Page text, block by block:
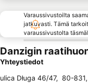
Varaussivustoilta
jatkuvasti. Tämä
varaussivustolta
Danzigin
Yhteystiedot
ulica Długa 46/47, 80-831,